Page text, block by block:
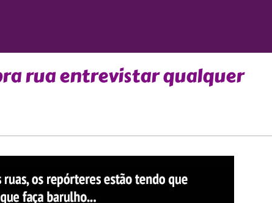
rua entrevistar qualquer